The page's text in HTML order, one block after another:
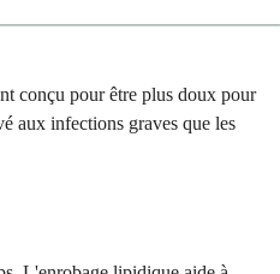
conçu pour être plus doux pour
aux infections graves que les